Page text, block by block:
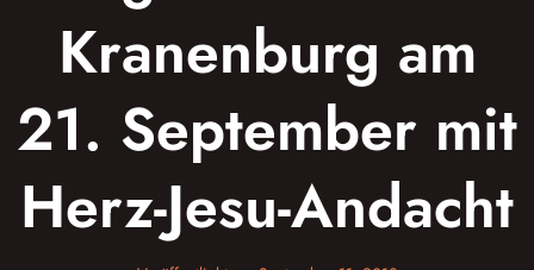
Kranenburg am
21. September mit
Herz-Jesu-Andacht